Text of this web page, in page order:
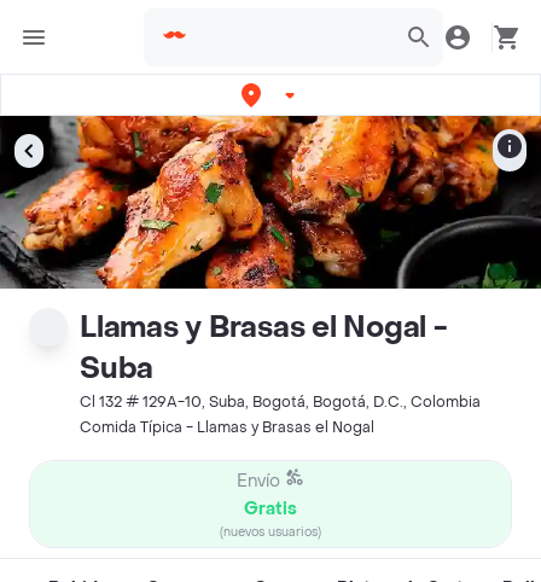
Llamas y Brasas el Nogal -
Suba
Cl 132 # 129A-10, Suba, Bogotá, Bogotá, D.C., Colombia
Comida Típica - Llamas y Brasas el Nogal
Envío
Gratis
(nuevos usuarios)